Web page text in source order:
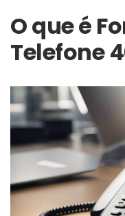
O que é
Telefone